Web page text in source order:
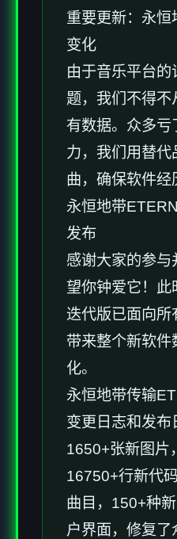
重要更新：永恒
变化
由于音乐平台的
题，我们不得
有数据。众多
力，我们用替
曲，确保软件经
永恒地带
发布
感谢大家的参与
望你钟爱它！此
迭代版已面向所
带来整个新软件
化。
永恒地带传输
变更日志和发布
1650+张新图片
16750+行新代
曲目，150+种
户界面，修复